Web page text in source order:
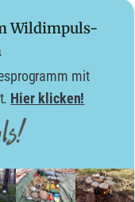
Wildimpuls-
mit
Hier klicken!